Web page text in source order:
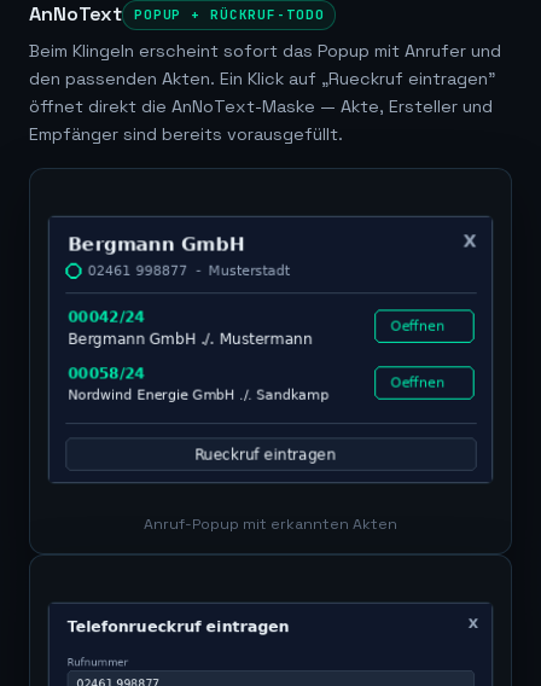
AnNoText POPUP + RÜCKRUF-TODO
Beim Klingeln erscheint sofort das Popup mit Anrufer und
den passenden Akten. Ein Klick auf „Rueckruf eintragen"
öffnet direkt die AnNoText-Maske — Akte, Ersteller und
Empfänger sind bereits vorausgefüllt.
Anruf-Popup mit erkannten Akten